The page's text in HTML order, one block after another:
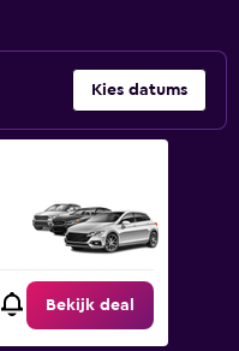
Kies datums
Bekijk deal